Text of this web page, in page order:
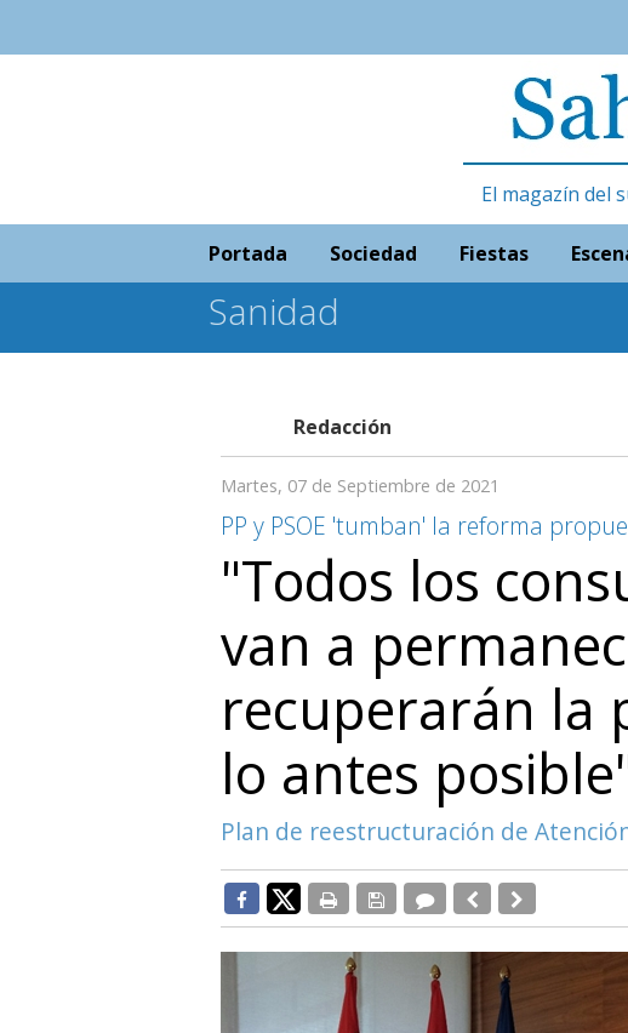
El magazín del
Portada Sociedad Fiestas
Sanidad
Redacción
Martes, 07 de Septiembre de 2021
PP y PSOE 'tumban' la reforma
"Todos los
van a
recuperarán la
lo antes
Plan de reestructuración de